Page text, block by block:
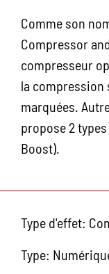
Comme son
Compressor
compresseur
la compression
marquées.
propose 2
Boost).
Type d'effet:
Type: